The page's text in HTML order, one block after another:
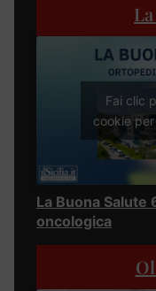
Fai clic
cookie
La Buona Salute
oncologica